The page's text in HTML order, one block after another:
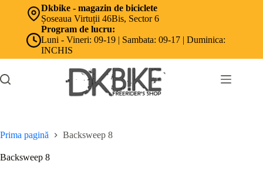
Dkbike - magazin de biciclete
Șoseaua Virtuții 46Bis, Sector 6
Program de lucru:
Luni - Vineri: 09-19 | Sambata: 09-17 | Duminica:
INCHIS
Prima pagină Backsweep 8
Backsweep 8